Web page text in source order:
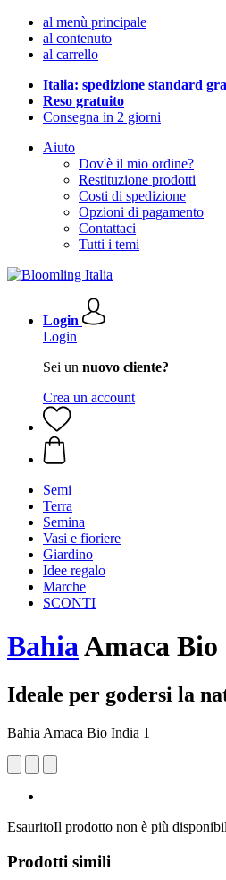
al menù principale
al contenuto
al carrello
Italia: spedizione standard
Reso gratuito
Consegna in 2 giorni
Aiuto
Dov'è il mio ordine?
Restituzione prodotti
Costi di spedizione
Opzioni di pagamento
Contattaci
Tutti i temi
Login
Login
Sei un nuovo cliente?
Crea un account
Semi
Terra
Semina
Vasi e fioriere
Giardino
Idee regalo
Marche
SCONTI
BahiaAmaca
Ideale per godersi la
Bahia Amaca Bio India 1
EsauritoIl prodotto non è più
Prodotti simili